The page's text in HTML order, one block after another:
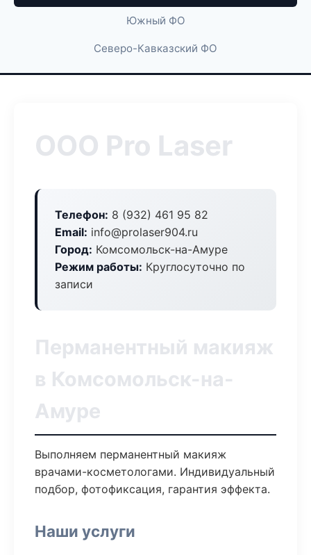
Южный ФО
Северо-Кавказский ФО
ООО Pro Laser
Телефон: 8 (932) 461 95 82
Email: info@prolaser904.ru
Город: Комсомольск-на-Амуре
Режим работы: Круглосуточно по
записи
Перманентный макияж
в Комсомольск-на-
Амуре
Выполняем перманентный макияж
врачами-косметологами. Индивидуальный
подбор, фотофиксация, гарантия эффекта.
Наши услуги